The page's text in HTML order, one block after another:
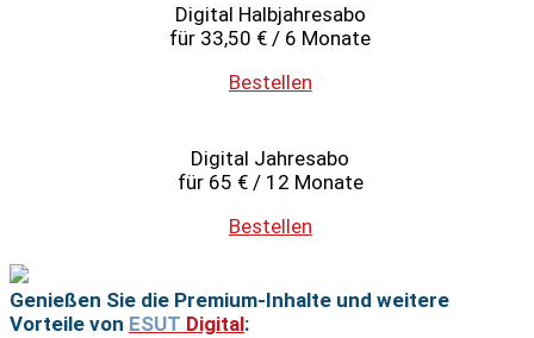
Digital Halbjahresabo
für 33,50 € / 6 Monate
Bestellen
Digital Jahresabo
für 65 € / 12 Monate
Bestellen
Genießen Sie die Premium-Inhalte und weitere
Vorteile von ESUT Digital: